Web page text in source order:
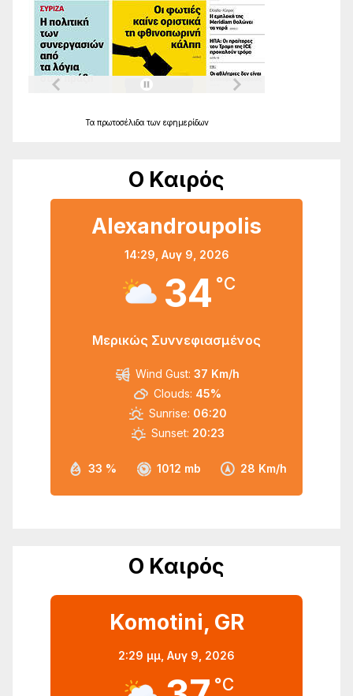
Τα πρωτοσέλιδα των εφημερίδων
Ο Καιρός
Alexandroupolis
14:29, Αυγ 9, 2026
34 °C
Μερικώς Συννεφιασμένος
33 % 1012 mb 28 Km/h
Wind Gust: 37 Km/h
Clouds: 45%
Sunrise: 06:20
Sunset: 20:23
Ο Καιρός
Komotini, GR
2:29 μμ, Αυγ 9, 2026
°C